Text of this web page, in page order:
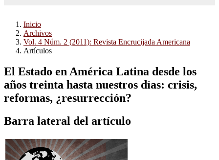
Inicio
Archivos
Vol. 4 Núm. 2 (2011): Revista Encrucijada Americana
Artículos
El Estado en América Latina desde los
años treinta hasta nuestros días: crisis,
reformas, ¿resurrección?
Barra lateral del artículo